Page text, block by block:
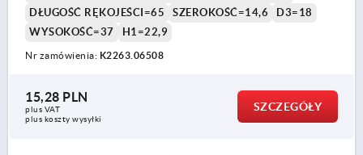
DŁUGOŚĆ RĘKOJEŚCI=65
SZEROKOŚĆ=14,6
D3=18
WYSOKOŚĆ=37
H1=22,9
Nr zamówienia: K2263.06508
15,28 PLN
plus VAT
plus koszty wysyłki
SZCZEGÓŁY